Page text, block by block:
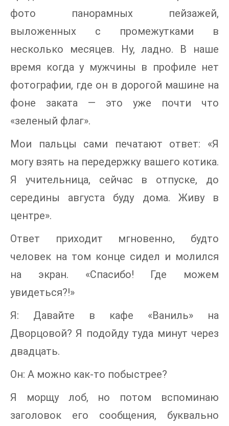
фото панорамных пейзажей,
выложенных с промежутками в
несколько месяцев. Ну, ладно. В наше
время когда у мужчины в профиле нет
фотографии, где он в дорогой машине на
фоне заката — это уже почти что
«зеленый флаг».
Мои пальцы сами печатают ответ: «Я
могу взять на передержку вашего котика.
Я учительница, сейчас в отпуске, до
середины августа буду дома. Живу в
центре».
Ответ приходит мгновенно, будто
человек на том конце сидел и молился
на экран. «Спасибо! Где можем
увидеться?!»
Я: Давайте в кафе «Ваниль» на
Дворцовой? Я подойду туда минут через
двадцать.
Он: А можно как-то побыстрее?
Я морщу лоб, но потом вспоминаю
заголовок его сообщения, буквально